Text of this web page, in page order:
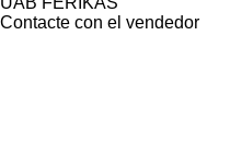
Contacte con el vendedor